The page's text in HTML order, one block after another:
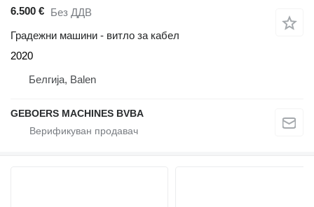
6.500 € Без ДДВ
Градежни машини - витло за кабел
2020
Белгија, Balen
GEBOERS MACHINES BVBA